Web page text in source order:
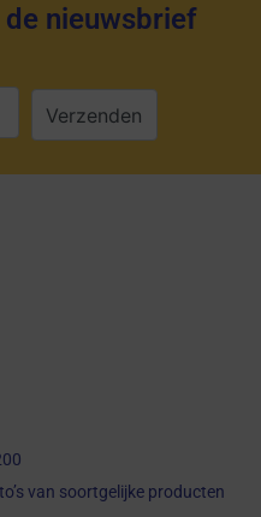
nieuwsbrief
van soortgelijke producten